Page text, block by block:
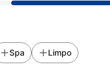
Spa Limpo